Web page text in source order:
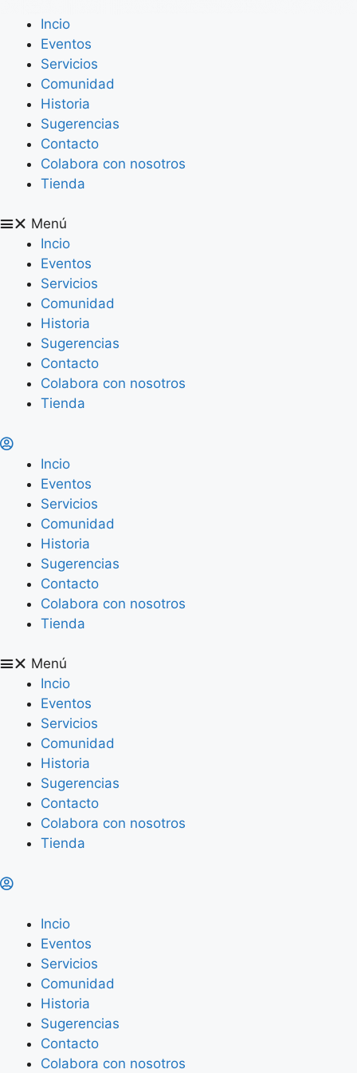
Incio
Eventos
Servicios
Comunidad
Historia
Sugerencias
Contacto
Colabora con nosotros
Tienda
Menú
Incio
Eventos
Servicios
Comunidad
Historia
Sugerencias
Contacto
Colabora con nosotros
Tienda
Incio
Eventos
Servicios
Comunidad
Historia
Sugerencias
Contacto
Colabora con nosotros
Tienda
Menú
Incio
Eventos
Servicios
Comunidad
Historia
Sugerencias
Contacto
Colabora con nosotros
Tienda
Incio
Eventos
Servicios
Comunidad
Historia
Sugerencias
Contacto
Colabora con nosotros